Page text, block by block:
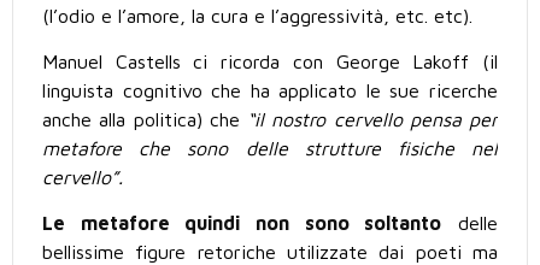
(l’odio e l’amore, la cura e l’aggressività, etc. etc).
Manuel Castells ci ricorda con George Lakoff (il
linguista cognitivo che ha applicato le sue ricerche
anche alla politica) che “il nostro cervello pensa per
metafore che sono delle strutture fisiche nel
cervello”.
Le metafore quindi non sono soltanto delle
bellissime figure retoriche utilizzate dai poeti ma